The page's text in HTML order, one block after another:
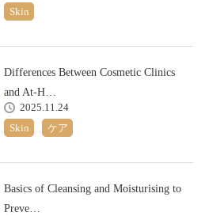
Skin
Differences Between Cosmetic Clinics
and At-H…
2025.11.24
Skin
ケア
Basics of Cleansing and Moisturising to
Preve…